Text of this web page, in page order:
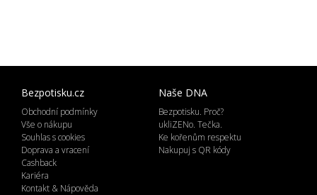
Bezpotisku.cz
Obchodní podmínky
Vše o nákupu
Souhlas s cookies
Doprava a vracení
Cashback
Kariéra
Kontakt & Nápověda
Naše DNA
Bezpotisku. Proč?
ukliZENo. Tečka.
Ke kořenům respektu
Nakupuj s QR kódy